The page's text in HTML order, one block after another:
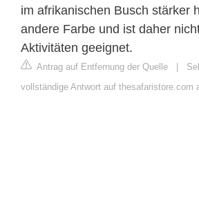
im afrikanischen Busch stärker
andere Farbe und ist daher
Aktivitäten geeignet.
Antrag auf Entfernung der Quelle
vollständige Antwort auf thesafaristore.com